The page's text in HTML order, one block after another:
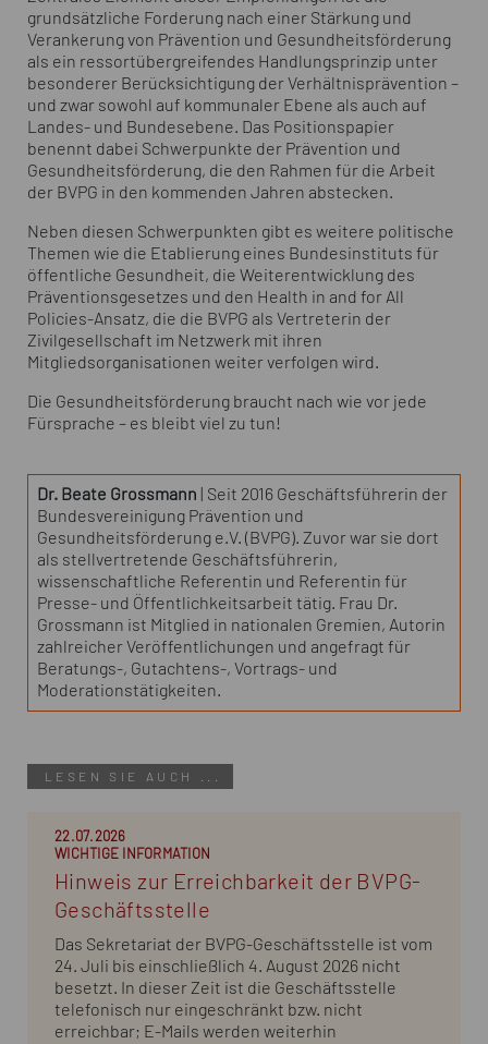
grundsätzliche Forderung nach einer Stärkung und
Verankerung von Prävention und Gesundheitsförderung
als ein ressortübergreifendes Handlungsprinzip unter
besonderer Berücksichtigung der Verhältnisprävention –
und zwar sowohl auf kommunaler Ebene als auch auf
Landes- und Bundesebene. Das Positionspapier
benennt dabei Schwerpunkte der Prävention und
Gesundheitsförderung, die den Rahmen für die Arbeit
der BVPG in den kommenden Jahren abstecken.
Neben diesen Schwerpunkten gibt es weitere politische
Themen wie die Etablierung eines Bundesinstituts für
öffentliche Gesundheit, die Weiterentwicklung des
Präventionsgesetzes und den Health in and for All
Policies-Ansatz, die die BVPG als Vertreterin der
Zivilgesellschaft im Netzwerk mit ihren
Mitgliedsorganisationen weiter verfolgen wird.
Die Gesundheitsförderung braucht nach wie vor jede
Fürsprache – es bleibt viel zu tun!
Dr. Beate Grossmann | Seit 2016 Geschäftsführerin der
Bundesvereinigung Prävention und
Gesundheitsförderung e.V. (BVPG). Zuvor war sie dort
als stellvertretende Geschäftsführerin,
wissenschaftliche Referentin und Referentin für
Presse- und Öffentlichkeitsarbeit tätig. Frau Dr.
Grossmann ist Mitglied in nationalen Gremien, Autorin
zahlreicher Veröffentlichungen und angefragt für
Beratungs-, Gutachtens-, Vortrags- und
Moderationstätigkeiten.
LESEN SIE AUCH ...
22.07.2026
WICHTIGE INFORMATION
Hinweis zur Erreichbarkeit der BVPG-
Geschäftsstelle
Das Sekretariat der BVPG-Geschäftsstelle ist vom
24. Juli bis einschließlich 4. August 2026 nicht
besetzt. In dieser Zeit ist die Geschäftsstelle
telefonisch nur eingeschränkt bzw. nicht
erreichbar; E-Mails werden weiterhin